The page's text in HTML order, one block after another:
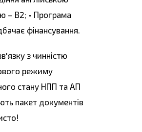
– В2; • Програма
фінансування.
з чинністю
режиму
стану НПП та АП
пакет документів